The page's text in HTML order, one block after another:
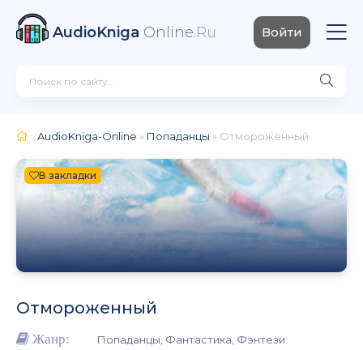
AudioKniga Online.Ru Войти
AudioKniga-Online » Попаданцы » Отмороженный
В закладки
Отмороженный
Жанр: Попаданцы, Фантастика, Фэнтези